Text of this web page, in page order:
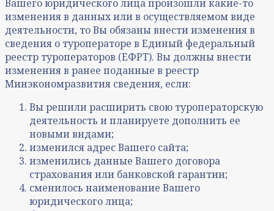
Вашего юридического лица произошли какие-то
изменения в данных или в осуществляемом виде
деятельности, то Вы обязаны внести изменения в
сведения о туроператоре в Единый федеральный
реестр туроператоров (ЕФРТ). Вы должны внести
изменения в ранее поданные в реестр
Минэкономразвития сведения, если:
Вы решили расширить свою туроператорскую
деятельность и планируете дополнить ее
новыми видами;
изменился адрес Вашего сайта;
изменились данные Вашего договора
страхования или банковской гарантии;
сменилось наименование Вашего
юридического лица;